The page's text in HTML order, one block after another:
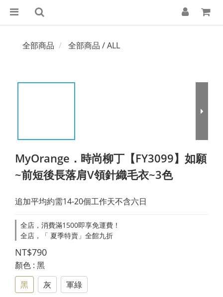
全部商品 全部商品 / ALL
MyOrange．時尚柳丁【FY3099】如願
~前短後長落肩V領針織毛衣~3色
追加平均約需14-20個工作天不含六日
全店，消費滿1500即享免運費！
全店，「 夏季特賣」全館九折
NT$790
顏色 : 黑
黑
灰 軍綠